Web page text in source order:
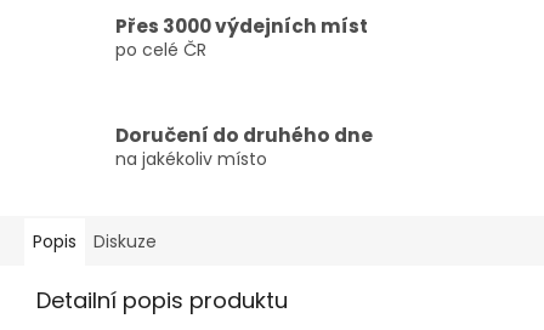
Přes 3000 výdejních míst
po celé ČR
Doručení do druhého dne
na jakékoliv místo
Popis Diskuze
Detailní popis produktu